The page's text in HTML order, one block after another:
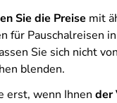
Sie die Preise mit
für Pauschalreisen
Sie sich nicht
blenden.
erst, wenn Ihnen der